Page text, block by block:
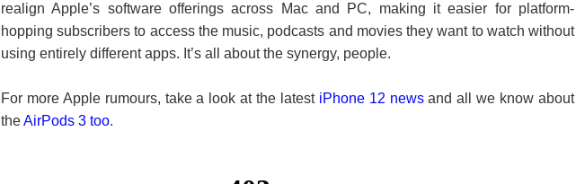
realign Apple’s software offerings across Mac and PC, making it easier for platform-
hopping subscribers to access the music, podcasts and movies they want to watch without
using entirely different apps. It’s all about the synergy, people.
For more Apple rumours, take a look at the latest iPhone 12 newsand all we know about
theAirPods 3 too.